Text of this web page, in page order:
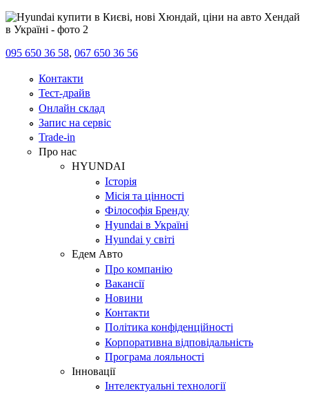
095 650 36 58, 067 650 36 56
Контакти
Тест-драйв
Онлайн склад
Запис на сервіс
Trade-in
Про нас
HYUNDAI
Історія
Місія та цінності
Філософія Бренду
Hyundai в Україні
Hyundai у світі
Едем Авто
Про компанію
Вакансії
Новини
Контакти
Політика конфіденційності
Корпоративна відповідальність
Програма лояльності
Інновації
Інтелектуальні технології